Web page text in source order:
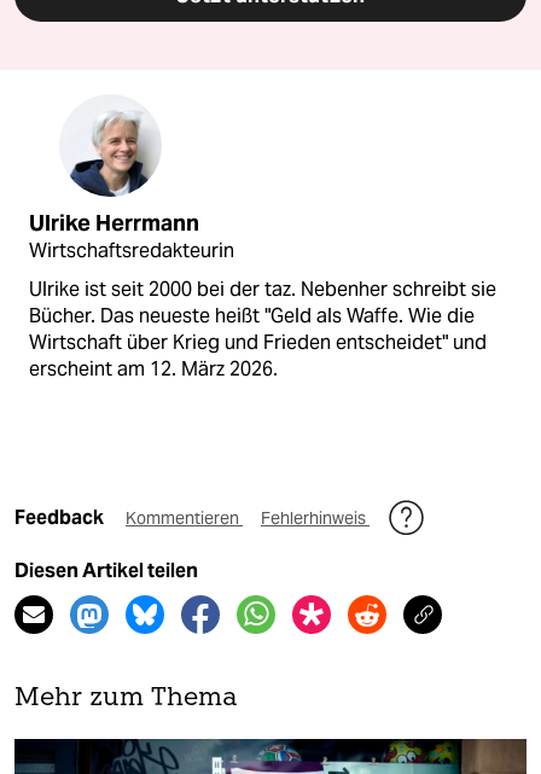
Ulrike Herrmann
Wirtschaftsredakteurin
Ulrike ist seit 2000 bei der taz. Nebenher schreibt sie
Bücher. Das neueste heißt "Geld als Waffe. Wie die
Wirtschaft über Krieg und Frieden entscheidet" und
erscheint am 12. März 2026.
Feedback Kommentieren Fehlerhinweis
Diesen Artikel teilen
Mehr zum Thema